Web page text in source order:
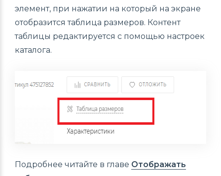
элемент, при нажатии на который на экране
отобразится таблица размеров. Контент
таблицы редактируется с помощью настроек
каталога.
Подробнее читайте в главе Отображать